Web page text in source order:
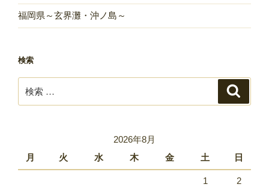
福岡県～玄界灘・沖ノ島～
検索
索:
2026年8月
月
火 水 木 金 土 日
1 2